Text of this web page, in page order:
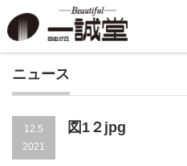
ニュース
12.5
2021
図1２jpg